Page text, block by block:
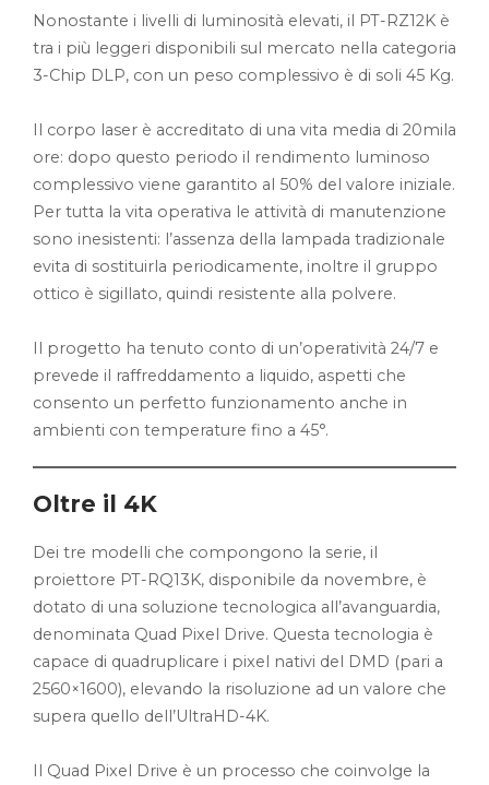
Nonostante i livelli di luminosità elevati, il PT-RZ12K è
tra i più leggeri disponibili sul mercato nella categoria
3-Chip DLP, con un peso complessivo è di soli 45 Kg.
Il corpo laser è accreditato di una vita media di 20mila
ore: dopo questo periodo il rendimento luminoso
complessivo viene garantito al 50% del valore iniziale.
Per tutta la vita operativa le attività di manutenzione
sono inesistenti: l’assenza della lampada tradizionale
evita di sostituirla periodicamente, inoltre il gruppo
ottico è sigillato, quindi resistente alla polvere.
Il progetto ha tenuto conto di un’operatività 24/7 e
prevede il raffreddamento a liquido, aspetti che
consento un perfetto funzionamento anche in
ambienti con temperature fino a 45°.
Oltre il 4K
Dei tre modelli che compongono la serie, il
proiettore PT-RQ13K, disponibile da novembre, è
dotato di una soluzione tecnologica all’avanguardia,
denominata Quad Pixel Drive. Questa tecnologia è
capace di quadruplicare i pixel nativi del DMD (pari a
2560×1600), elevando la risoluzione ad un valore che
supera quello dell’UltraHD-4K.
Il Quad Pixel Drive è un processo che coinvolge la